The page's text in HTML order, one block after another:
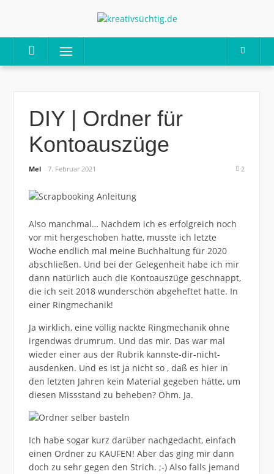
Menu
DIY | Ordner für
Kontoauszüge
Mel 7. Februar 2021 2
Also manchmal… Nachdem ich es erfolgreich noch
vor mit hergeschoben hatte, musste ich letzte
Woche endlich mal meine Buchhaltung für 2020
abschließen. Und bei der Gelegenheit habe ich mir
dann natürlich auch die Kontoauszüge geschnappt,
die ich seit 2018 wunderschön abgeheftet hatte. In
einer Ringmechanik!
Ja wirklich, eine völlig nackte Ringmechanik ohne
irgendwas drumrum. Und das mir. Das war mal
wieder einer aus der Rubrik kannste-dir-nicht-
ausdenken. Und es ist ja nicht so , daß es hier in
den letzten Jahren kein Material gegeben hätte, um
diesen Missstand zu beheben? Öhm. Ja.
Ich habe sogar kurz darüber nachgedacht, einfach
einen Ordner zu KAUFEN! Aber das ging mir dann
doch zu sehr gegen den Strich. ;-) Also falls jemand